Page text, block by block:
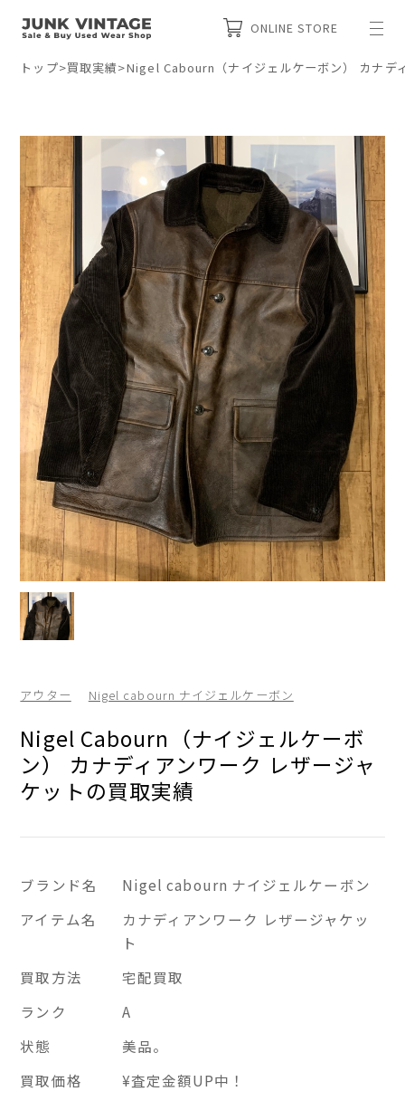
ONLINE STORE
トップ>買取実績>Nigel Cabourn（ナイジェルケーボン） カナデ
アウター Nigel cabourn ナイジェルケーボン
Nigel Cabourn（ナイジェルケーボ
ン） カナディアンワーク レザージャ
ケットの買取実績
ブランド名
Nigel cabourn ナイジェルケーボン
アイテム名
カナディアンワーク レザージャケッ
ト
買取方法
宅配買取
ランク
A
状態
美品。
買取価格
¥査定金額UP中！